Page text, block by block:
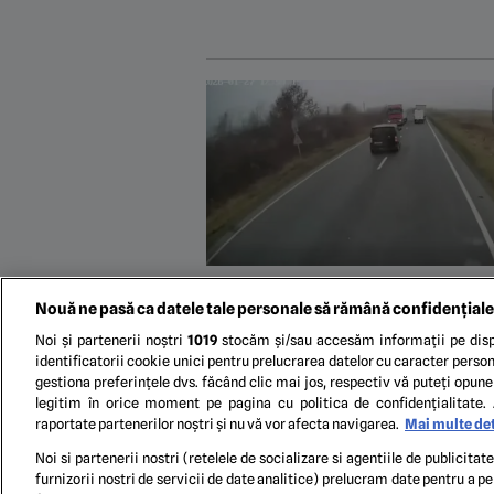
Nouă ne pasă ca datele tale personale să rămână confidențiale
Noi și partenerii noștri 1019stocăm și/sau accesăm informații pe
identificatorii cookie unici pentru prelucrarea datelor cu caracter
gestiona preferințele dvs. făcând clic mai jos, respectiv vă puteți
legitim în orice moment pe pagina cu politica de confidențialitate.
raportate partenerilor noștri și nu vă vor afecta navigarea. Mai multe
Noi si partenerii nostri (retelele de socializare si agentiile de
furnizorii nostri de servicii de date analitice) prelucram date pentru a